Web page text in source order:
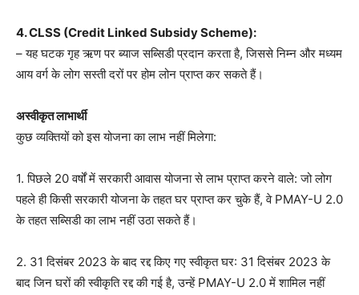
4. CLSS (Credit Linked Subsidy Scheme):
– यह घटक गृह ऋण पर ब्याज सब्सिडी प्रदान करता है, जिससे निम्न और मध्यम
आय वर्ग के लोग सस्ती दरों पर होम लोन प्राप्त कर सकते हैं।
अस्वीकृत लाभार्थी
कुछ व्यक्तियों को इस योजना का लाभ नहीं मिलेगा:
1. पिछले 20 वर्षों में सरकारी आवास योजना से लाभ प्राप्त करने वाले: जो लोग
पहले ही किसी सरकारी योजना के तहत घर प्राप्त कर चुके हैं, वे PMAY-U 2.0
के तहत सब्सिडी का लाभ नहीं उठा सकते हैं।
2. 31 दिसंबर 2023 के बाद रद्द किए गए स्वीकृत घर: 31 दिसंबर 2023 के
बाद जिन घरों की स्वीकृति रद्द की गई है, उन्हें PMAY-U 2.0 में शामिल नहीं